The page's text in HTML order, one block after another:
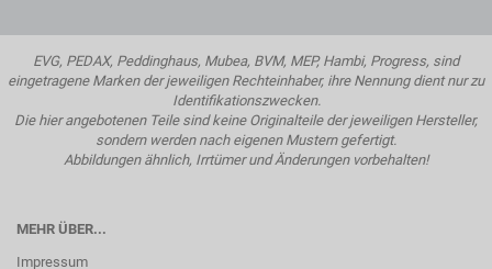
EVG, PEDAX, Peddinghaus, Mubea, BVM, MEP, Hambi, Progress, sind
eingetragene Marken der jeweiligen Rechteinhaber, ihre Nennung dient nur zu
Identifikationszwecken.
Die hier angebotenen Teile sind keine Originalteile der jeweiligen Hersteller,
sondern werden nach eigenen Mustern gefertigt.
Abbildungen ähnlich, Irrtümer und Änderungen vorbehalten!
MEHR ÜBER...
Impressum